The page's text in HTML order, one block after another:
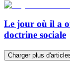
Le jour où il a
doctrine sociale
Charger plus